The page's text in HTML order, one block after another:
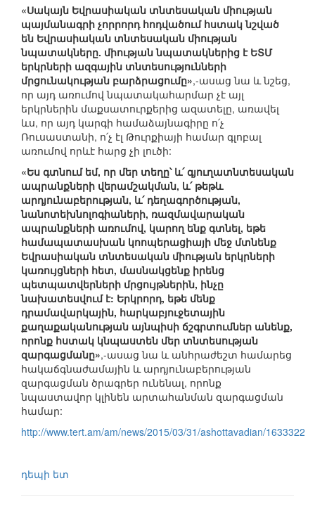
«Սակայն Եվրասիական տնտեսական միության
պայմանագրի չորրորդ հոդվածում հստակ նշված
են Եվրասիական տնտեսական միության
նպատակները. միության նպատակներից է ԵՏՄ
երկրների ազգային տնտեսությունների
մրցունակության բարձրացումը»,-ասաց նա և նշեց,
որ այդ առումով նպատակահարմար չէ այլ
երկրներին մաքսատուրքերից ազատելը, առավել
ևս, որ այդ կարգի համաձայնագիրը ո՛չ
Ռուսաստանի, ո՛չ էլ Թուրքիայի համար գլոբալ
առումով որևէ հարց չի լուծի:
«Ես գտնում եմ, որ մեր տեղը՝ և՛ գյուղատնտեսական
ապրանքների վերամշակման, և՛ թեթև
արդյունաբերության, և՛ դեղագործության,
նանոտեխնոլոգիաների, ռազմավարական
ապրանքների առումով, կարող ենք գտնել, եթե
համապատասխան կոոպերացիայի մեջ մտնենք
Եվրասիական տնտեսական միության երկրների
կառույցների հետ, մասնակցենք իրենց
պետպատվերների մրցույթներին, ինչը
նախատեսվում է: Երկրորդ, եթե մենք
դրամավարկային, հարկաբյուջետային
քաղաքականության այնպիսի ճշգրտումներ անենք,
որոնք հստակ կնպաստեն մեր տնտեսության
զարգացմանը»,-ասաց նա և անհրաժեշտ համարեց
հակաճգնաժամային և արդյունաբերության
զարգացման ծրագրեր ունենալ, որոնք
նպաստավոր կլինեն արտահանման զարգացման
համար:
http://www.tert.am/am/news/2015/03/31/ashottavadian/1633322
դեպի ետ